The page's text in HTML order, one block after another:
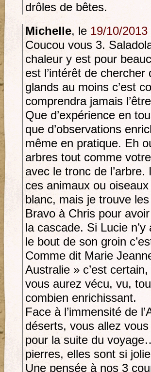
drôles de bêtes.
Michelle, le 19/10/
Coucou vous 3.
chaleur y est pour
est l’intérêt de
glands au moins c’est
comprendra jamais
Que d’expérience en
que d’observations
même en pratique. Eh
arbres tout comme
avec le tronc de
ces animaux ou
blanc, mais je trouve
Bravo à Chris pour
la cascade. Si Lucie
le bout de son groin
Comme dit Marie
Australie » c’est
vous aurez vécu, vu,
combien enrichissant.
Face à l’immensité de
déserts, vous allez
pour la suite du
pierres, elles sont si
Une pensée à nos 3